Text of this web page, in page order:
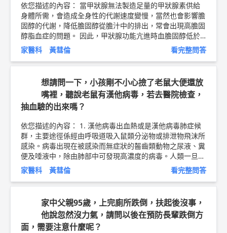
依您描述的內容： 當甲狀腺無法製造足量的甲狀腺素供給
身體所需，會造成全身性的代謝速度變慢，當然也會影響膽
固醇的代謝，降低膽固醇從膽汁中的排出，常會出現高膽固
醇脂血症的問題。 因此，甲狀腺功能亢進時血膽固醇低於
正常，甲狀腺功能低下時血膽固醇則會高於正常；所以必須
要先著手治療甲狀腺功能低下的問題！！待甲狀腺功能恢復
正常後，假使仍有高膽固醇脂血症的問題，再做以下的調
整： 1、膽固醇含量高的食物必須限制食用：蛋黃每天不超
過2個，動物內臟、雞皮、肥肉及魚蛋、蟹黃等少吃。 2、
低脂飲食：選用低脂、脫脂牛奶，煎炸食品、動物性油脂少
吃，選擇易消化而膽固醇含量較低之油脂，避開氫化植物
優質蛋白質的攝取：選擇植物性蛋白質如豆類，或魚肉、雞
肉等蛋白質含量高而脂肪含量較低的肉類。 4、每天食用新
鮮五色蔬菜500克：它們富含維生素和礦物質，膳食纖維也
能減少膽固醇的吸收、加速膽固醇排泄，降低血脂。 以上
純係觀念交流，一切以醫師實際看診為準。 東元醫院 家庭
http://bit.ly/2uUM3s
Q
家醫科 黃彗倫 看完整問答
想請問一下，小孩剛不小心撿了老鼠大便還放
嘴裡，聽說老鼠有漢他病毒，若去醫院檢查，
抽血驗的出來嗎？
依您描述的內容： 1. 漢他病毒出血熱或是漢他病毒肺症候
群，主要途徑係經由呼吸道吸入鼠類分泌物或排泄物飛沫所
感染。病毒出現在被感染而無症狀的齧齒類動物之尿液、糞
便及唾液中，除由肺部中可發現高濃度的病毒。人類一旦吸
入或接觸遭病毒污染的空氣或物體或被帶病毒之齧齒動物咬
到即會受到感染。 2. 漢他病毒的感染須經由實驗室血清血
液學診斷的確認，目前主要的檢驗方式包括：病原抗體的檢
測、病毒抗原如組織切片免疫化學染色、病毒核酸檢測等。
免疫螢光抗體測定法(IFA)或酵素免疫分析法（ELISA）為目
前較為常見的檢驗方式，可用以檢驗出IgM或IgG抗體，大
部份病人於住院期間即有IgM或IgG抗體產生，螢光定量聚
家醫科 黃彗倫 看完整問答
家中父親95歲，上完廁所跌倒，扶起後沒事，
他說忽然沒力氣，請問以後在預防長輩跌倒方
面，需要注意什麼呢？